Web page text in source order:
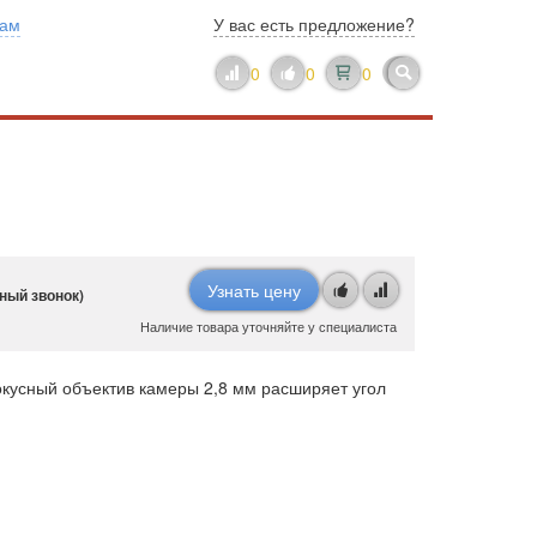
У вас есть предложение?
0 0 0
звонок) Узнать цену
Наличие товара уточняйте у специалиста
объектив камеры 2,8 мм расширяет угол